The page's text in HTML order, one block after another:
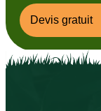
Devis gratuit